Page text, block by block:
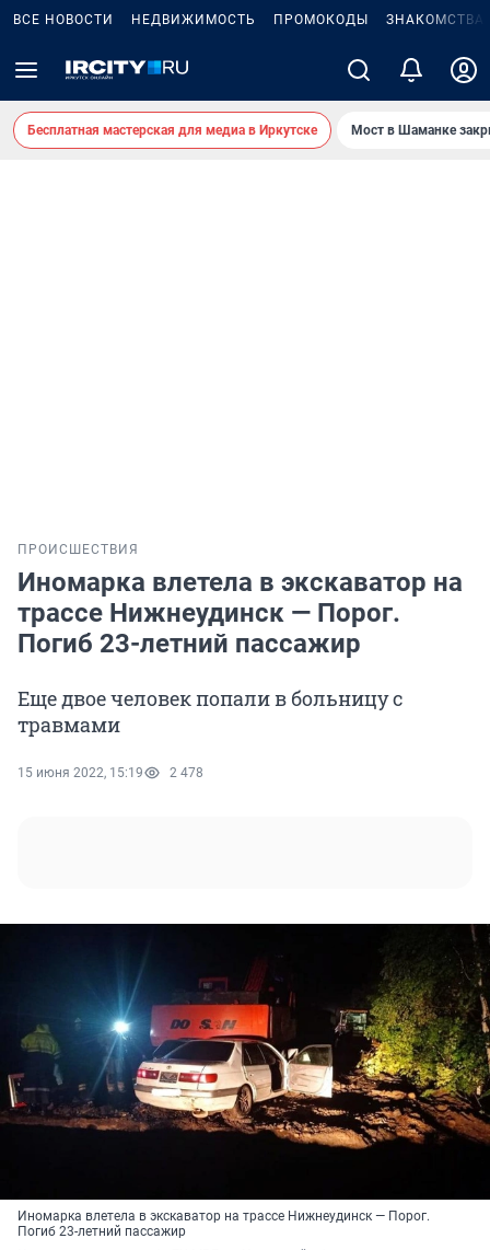
ВСЕ НОВОСТИ НЕДВИЖИМОСТЬ ПРОМОКОДЫ ЗНАКОМСТВА
Бесплатная мастерская для медиа в Иркутске Мост в Шаманке
ПРОИСШЕСТВИЯ
Иномарка влетела в экскаватор на
трассе Нижнеудинск — Порог.
Погиб 23-летний пассажир
Еще двое человек попали в больницу с
травмами
15 июня 2022, 15:19 2 478
Иномарка влетела в экскаватор на трассе Нижнеудинск — Порог.
Погиб 23-летний пассажир